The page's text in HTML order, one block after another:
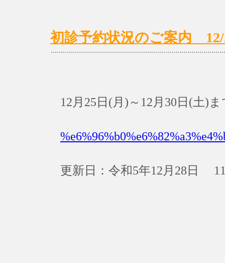
初診予約状況のご案内 12/
12月25日(月)～12月30日(土)
更新日：令和5年12月28日